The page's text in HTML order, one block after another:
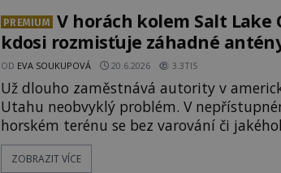
PREMIUM
V horách kolem Salt Lake
kdosi rozmisťuje záhadné
čemu slouží?
OD EVA SOUKUPOVÁ 20.6.2026 3.3TIS
Už dlouho zaměstnává autority v
Utahu neobvyklý problém. V
horském terénu se bez varování či
vysvětlení objevují záhadné antény. Jejich
původ je neznámý. Kdo v horách podivná
ZOBRAZIT VÍCE